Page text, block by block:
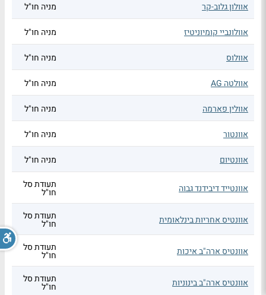
אוולון גלוב-קר מניה חו"ל
אוולונביי קומיוניטיז מניה חו"ל
אוולוס מניה חו"ל
אוולטה AG מניה חו"ל
אוולין פארמה מניה חו"ל
אוונטור מניה חו"ל
אוונטיום מניה חו"ל
אוונטייד דיבידנד גבוה תעודת סל
חו"ל
אוונטיס אחריות בינלאומית תעודת סל
חו"ל
אוונטיס ארה"ב איכות תעודת סל
חו"ל
אוונטיס ארה"ב בינוניות תעודת סל
חו"ל